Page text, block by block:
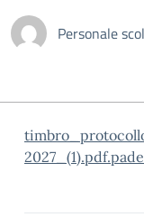
Personale